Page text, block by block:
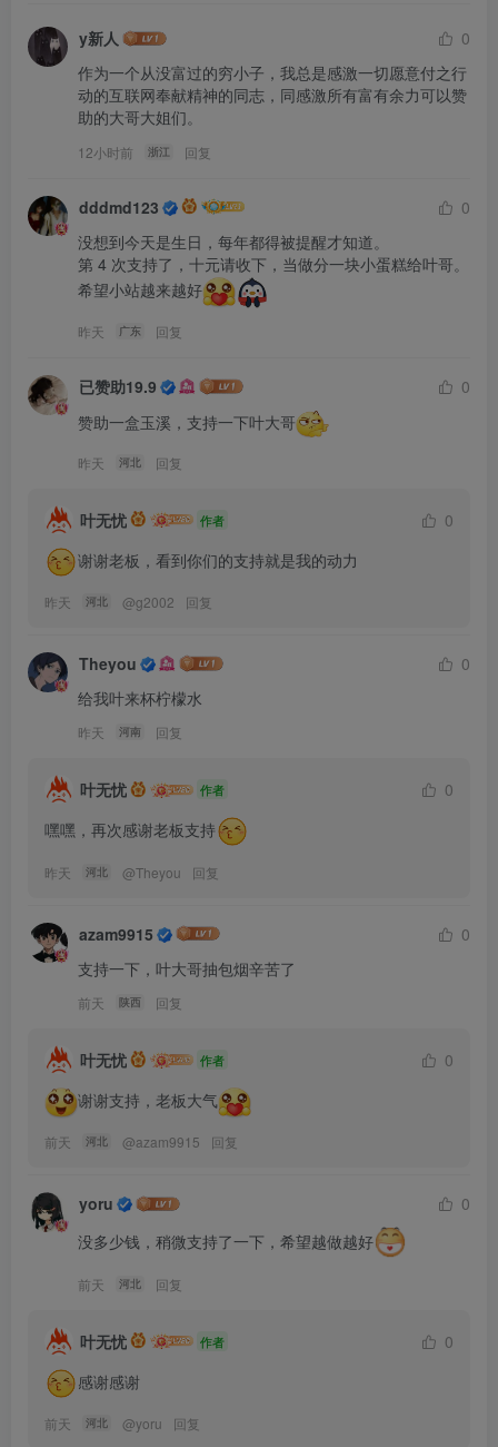
y新人
0
作为一个从没富过的穷小子，我总是感激一切愿意付之行
动的互联网奉献精神的同志，同感激所有富有余力可以赞
助的大哥大姐们。
12小时前 浙江 回复
dddmd123
0
没想到今天是生日，每年都得被提醒才知道。
第 4 次支持了，十元请收下，当做分一块小蛋糕给叶哥。
希望小站越来越好
昨天 广东 回复
已赞助19.9
0
赞助一盒玉溪，支持一下叶大哥
昨天 河北 回复
叶无忧 作者
0
谢谢老板，看到你们的支持就是我的动力
昨天 河北 @g2002 回复
Theyou
0
给我叶来杯柠檬水
昨天 河南 回复
叶无忧 作者
0
嘿嘿，再次感谢老板支持
昨天 河北 @Theyou 回复
azam9915
0
支持一下，叶大哥抽包烟辛苦了
前天 陕西 回复
叶无忧 作者
0
谢谢支持，老板大气
前天 河北 @azam9915 回复
yoru
0
没多少钱，稍微支持了一下，希望越做越好
前天 河北 回复
叶无忧 作者
0
感谢感谢
前天 河北 @yoru 回复